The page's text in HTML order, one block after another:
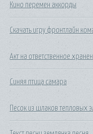
Кино перемен аккорды
Скачать игру фронтлайн
Акт на ответственное
Синяя птица самара
Песок из шлаков тепловых